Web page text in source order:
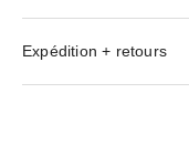
Expédition + retours